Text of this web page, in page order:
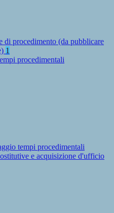
di procedimento (da pubblicare
1
procedimentali
tempi procedimentali
e acquisizione d'ufficio